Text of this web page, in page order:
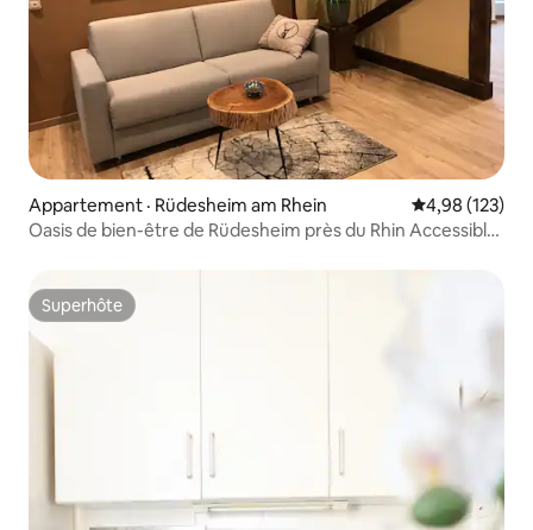
Appartement · Rüdesheim am Rhein Note
4,98 (123)
Oasis de bien-être de Rüdesheim près du Rhin Accessible
Superhôte
Superhôte